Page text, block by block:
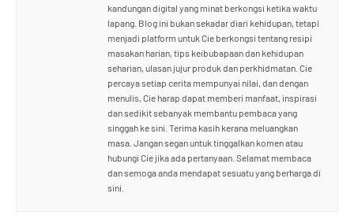
kandungan digital yang minat berkongsi ketika waktu
lapang. Blog ini bukan sekadar diari kehidupan, tetapi
menjadi platform untuk Cie berkongsi tentang resipi
masakan harian, tips keibubapaan dan kehidupan
seharian, ulasan jujur produk dan perkhidmatan. Cie
percaya setiap cerita mempunyai nilai, dan dengan
menulis, Cie harap dapat memberi manfaat, inspirasi
dan sedikit sebanyak membantu pembaca yang
singgah ke sini. Terima kasih kerana meluangkan
masa. Jangan segan untuk tinggalkan komen atau
hubungi Cie jika ada pertanyaan. Selamat membaca
dan semoga anda mendapat sesuatu yang berharga di
sini.